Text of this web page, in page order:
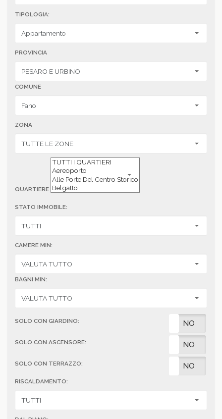
TIPOLOGIA:
PROVINCIA
COMUNE
ZONA
QUARTIERE
STATO IMMOBILE:
CAMERE MIN:
BAGNI MIN:
SOLO CON GIARDINO: NO
SOLO CON ASCENSORE: NO
SOLO CON TERRAZZO: NO
RISCALDAMENTO: